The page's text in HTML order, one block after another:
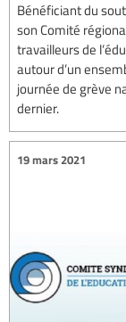
Bénéficiant du
son Comité
travailleurs de
autour d’un
journée de grève
dernier.
19 mars 2021